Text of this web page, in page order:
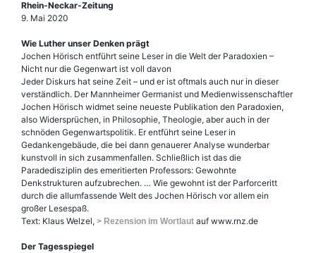
Rhein-Neckar-Zeitung
9. Mai 2020
Wie Luther unser Denken prägt
Jochen Hörisch entführt seine Leser in die Welt der Paradoxien –
Nicht nur die Gegenwart ist voll davon
Jeder Diskurs hat seine Zeit – und er ist oftmals auch nur in dieser
verständlich. Der Mannheimer Germanist und Medienwissenschaftler
Jochen Hörisch widmet seine neueste Publikation den Paradoxien,
also Widersprüchen, in Philosophie, Theologie, aber auch in der
schnöden Gegenwartspolitik. Er entführt seine Leser in
Gedankengebäude, die bei dann genauerer Analyse wunderbar
kunstvoll in sich zusammenfallen. Schließlich ist das die
Paradedisziplin des emeritierten Professors: Gewohnte
Denkstrukturen aufzubrechen. … Wie gewohnt ist der Parforceritt
durch die allumfassende Welt des Jochen Hörisch vor allem ein
großer Lesespaß.
Text: Klaus Welzel, > Rezension im Wortlaut auf www.rnz.de
Der Tagesspiegel